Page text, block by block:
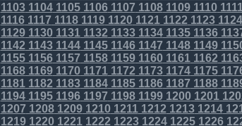
11031104110511061107 110811091110
11161117 11181119112011211122 11231124
1129113011311132 1133113411351136
1142 11431144114511461147 11481149
115511561157 11581159116011611162
11681169117011711172 117311741175
11811182 11831184118511861187 1188
1194119511961197 1198119912001201
1207 12081209121012111212 12131214
1219122012211222 1223122412251226